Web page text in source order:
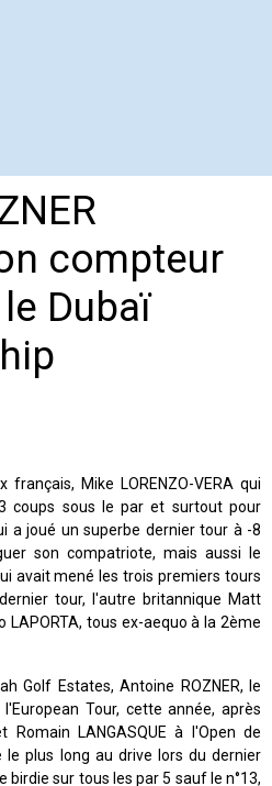
compteur
Dubaï
Mike LORENZO-VERA qui
coups sous le par et surtout pour
a joué un superbe dernier tour à -8
son compatriote, mais aussi le
avait mené les trois premiers tours
tour, l'autre britannique Matt
LAPORTA, tous ex-aequo à la 2ème
Golf Estates, Antoine ROZNER, le
Tour, cette année, après
Romain LANGASQUE à l'Open de
plus long au drive lors du dernier
birdie sur tous les par 5 sauf le n°13,